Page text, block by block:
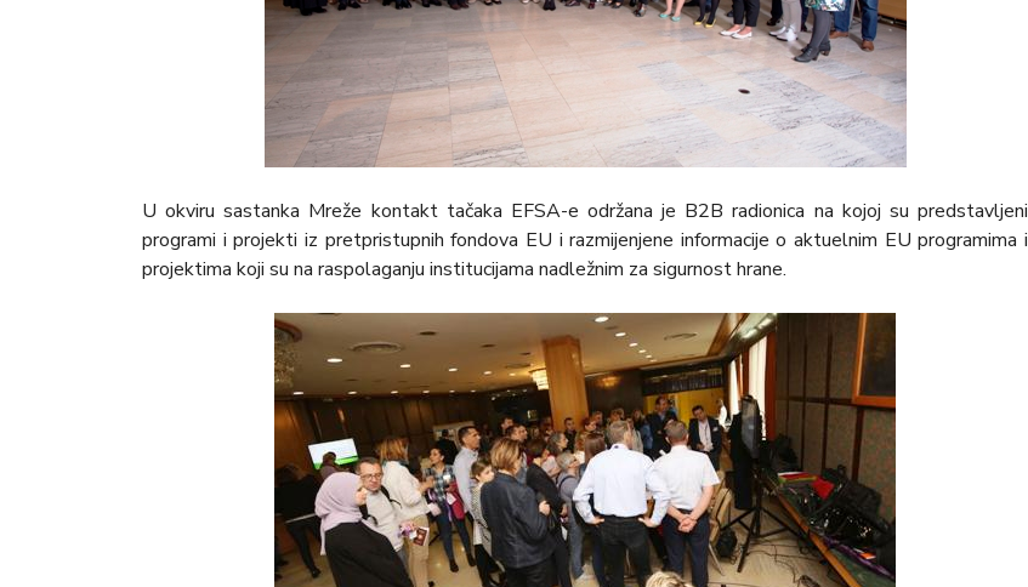
U okviru sastanka Mreže kontakt tačaka EFSA-e održana je B2B radionica na kojoj su predstavljeni
programi i projekti iz pretpristupnih fondova EU i razmijenjene informacije o aktuelnim EU programima i
projektima koji su na raspolaganju institucijama nadležnim za sigurnost hrane.